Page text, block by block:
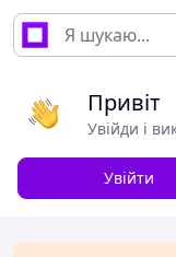
Привіт
Увійди і
Увійти